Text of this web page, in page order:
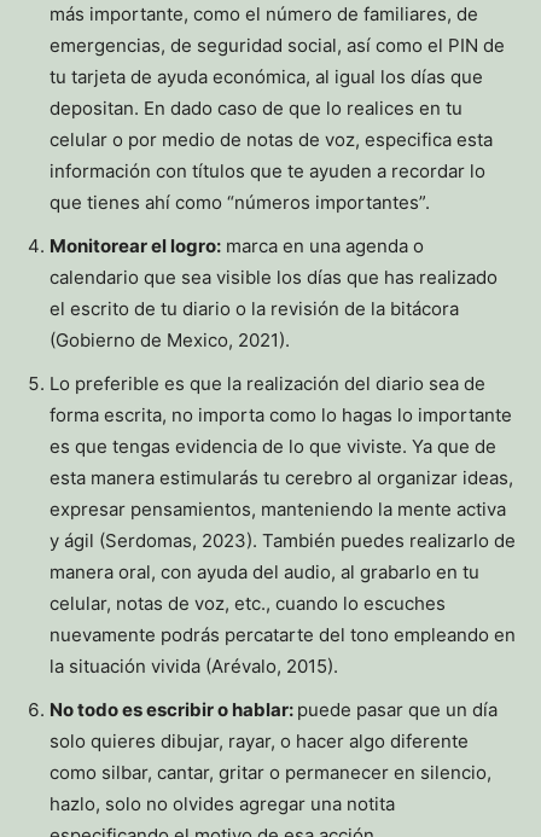
más importante, como el número de familiares, de
emergencias, de seguridad social, así como el PIN de
tu tarjeta de ayuda económica, al igual los días que
depositan. En dado caso de que lo realices en tu
celular o por medio de notas de voz, especifica esta
información con títulos que te ayuden a recordar lo
que tienes ahí como “números importantes”.
Monitorear el logro: marca en una agenda o
calendario que sea visible los días que has realizado
el escrito de tu diario o la revisión de la bitácora
(Gobierno de Mexico, 2021).
Lo preferible es que la realización del diario sea de
forma escrita, no importa como lo hagas lo importante
es que tengas evidencia de lo que viviste. Ya que de
esta manera estimularás tu cerebro al organizar ideas,
expresar pensamientos, manteniendo la mente activa
y ágil (Serdomas, 2023). También puedes realizarlo de
manera oral, con ayuda del audio, al grabarlo en tu
celular, notas de voz, etc., cuando lo escuches
nuevamente podrás percatarte del tono empleando en
la situación vivida (Arévalo, 2015).
No todo es escribir o hablar: puede pasar que un día
solo quieres dibujar, rayar, o hacer algo diferente
como silbar, cantar, gritar o permanecer en silencio,
hazlo, solo no olvides agregar una notita